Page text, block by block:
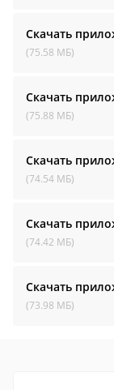
Скачать
(75.58 МБ)
Скачать
(75.88 МБ)
Скачать
(74.54 МБ)
Скачать
(74.42 МБ)
Скачать
(73.98 МБ)